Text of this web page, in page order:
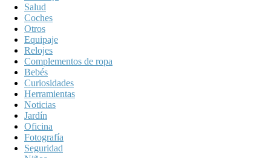
Salud
Coches
Otros
Equipaje
Relojes
Complementos de ropa
Bebés
Curiosidades
Herramientas
Noticias
Jardín
Oficina
Fotografía
Seguridad